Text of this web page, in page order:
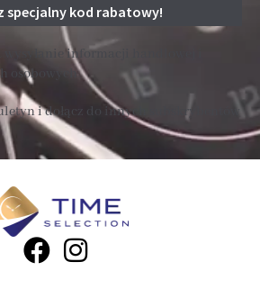
informacji handlowej i
osobowych
i dołącz do innych subskrybentów